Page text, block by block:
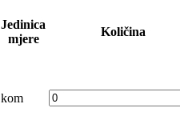
Jedinica
mjere
Količina
kom